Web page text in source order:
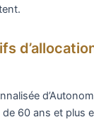
60 ans et plus